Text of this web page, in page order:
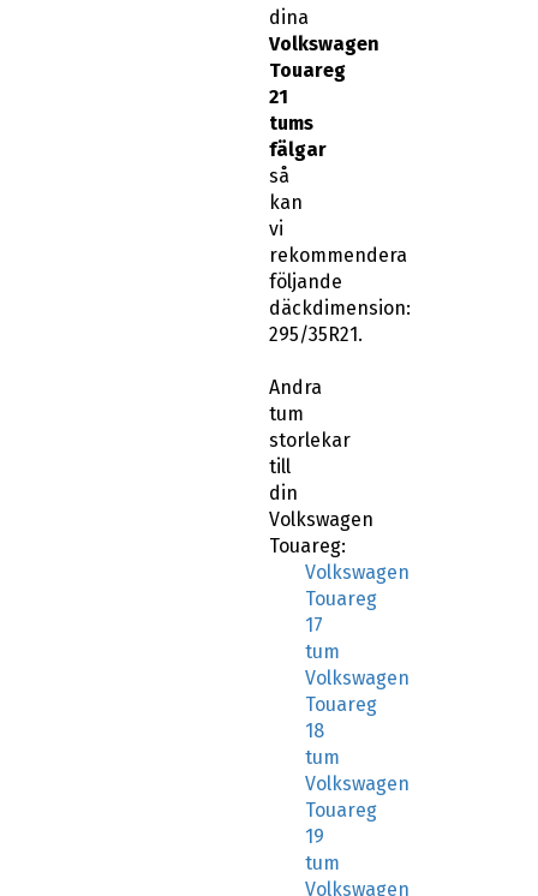
dina
Volkswagen
Touareg
21
tums
fälgar
så
kan
vi
rekommendera
följande
däckdimension:
295/35R21.
Andra
tum
storlekar
till
din
Volkswagen
Touareg:
Volkswagen
Touareg
17
tum
Volkswagen
Touareg
18
tum
Volkswagen
Touareg
19
tum
Volkswagen